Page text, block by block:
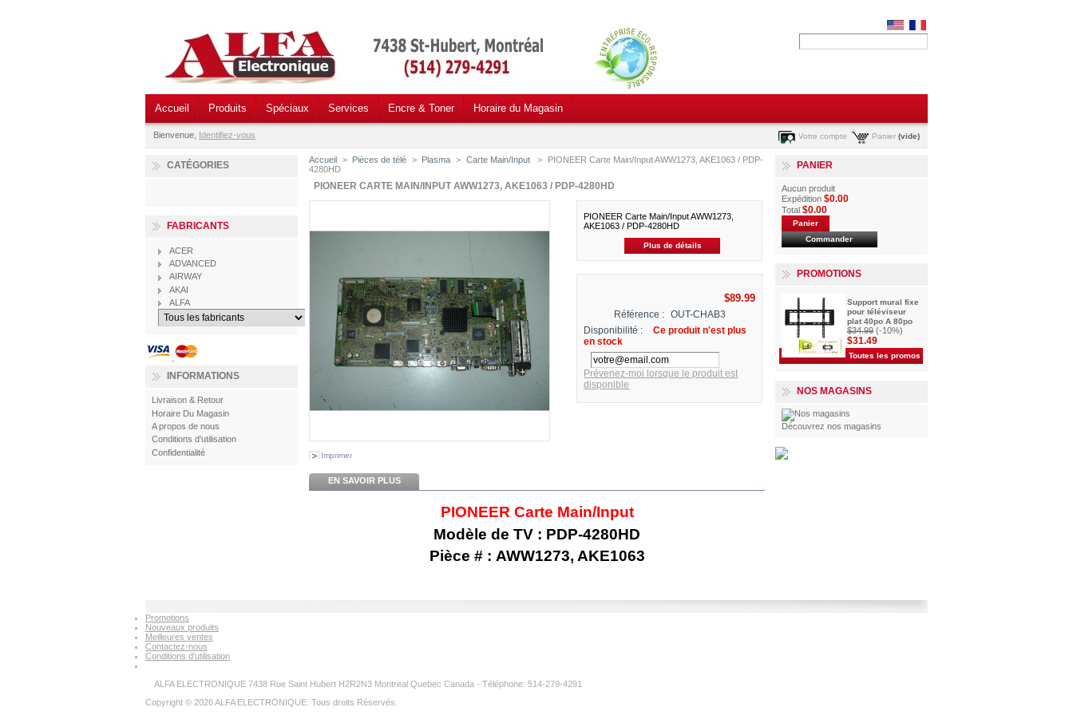
Accueil Produits Spéciaux Services Encre & Toner Horaire du Magasin
Bienvenue, Identifiez-vous Panier (vide)
Votre compte
CATÉGORIES
FABRICANTS
ACER
ADVANCED
AIRWAY
AKAI
ALFA
INFORMATIONS
Livraison & Retour
Horaire Du Magasin
A propos de nous
Conditions d'utilisation
Confidentialité
Accueil > Pièces de télé > Plasma > Carte Main/Input >
PIONEER Carte Main/Input AWW1273, AKE1063 / PDP-
4280HD
PIONEER CARTE MAIN/INPUT AWW1273, AKE1063 / PDP-4280HD
Imprimer
PIONEER Carte Main/Input AWW1273,
AKE1063 / PDP-4280HD
Plus de détails
$89.99
Référence :
OUT-CHAB3
Disponibilité :
Ce produit n'est plus
en stock
Prévenez-moi lorsque le produit est
disponible
EN SAVOIR PLUS
PIONEER Carte Main/Input
Modèle de TV : PDP-4280HD
Pièce # : AWW1273, AKE1063
PANIER
Aucun produit
Expédition $0.00
Total $0.00
Panier
Commander
PROMOTIONS
Support mural fixe
pour téléviseur
plat 40po A 80po
$34.99 (-10%)
$31.49
Toutes les promos
NOS MAGASINS
Découvrez nos magasins
Promotions
Nouveaux produits
Meilleures ventes
Contactez-nous
Conditions d'utilisation
ALFA ELECTRONIQUE 7438 Rue Saint Hubert H2R2N3 Montreal Quebec Canada - Téléphone: 514-279-4291
Copyright © 2026 ALFA ELECTRONIQUE. Tous droits Réservés.